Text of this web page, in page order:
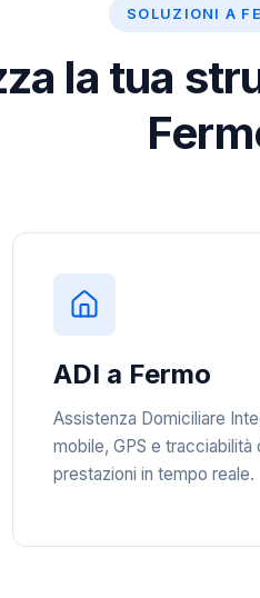
SOLUZIONI A
la tua
ADI a Fermo
Assistenza Domiciliare
mobile, GPS e tracciabilità
prestazioni in tempo reale.